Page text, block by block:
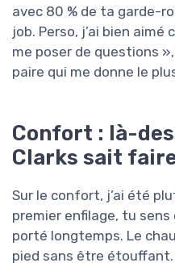
avec 80 % de ta garde-
job. Perso, j’ai bien
me poser de questions
paire qui me donne le
Confort : là-
Clarks sait
Sur le confort, j’ai été
premier enfilage, tu sens
porté longtemps. Le
pied sans être étouffant.